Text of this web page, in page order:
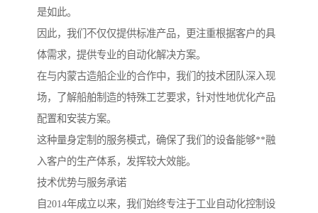
是如此。
因此，我们不仅仅提供标准产品，更注重根据客户的具
体需求，提供专业的自动化解决方案。
在与内蒙古造船企业的合作中，我们的技术团队深入现
场，了解船舶制造的特殊工艺要求，针对性地优化产品
配置和安装方案。
这种量身定制的服务模式，确保了我们的设备能够**融
入客户的生产体系，发挥较大效能。
技术优势与服务承诺
自2014年成立以来，我们始终专注于工业自动化控制设